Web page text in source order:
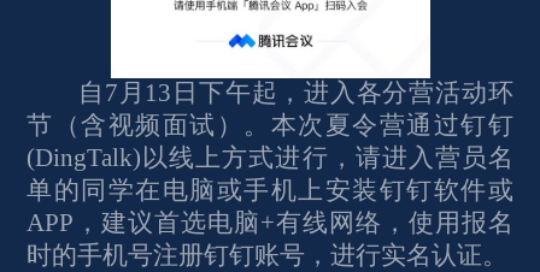
自7月13日下午起，进入各分营活动环
节（含视频面试）。本次夏令营通过钉钉
(DingTalk)以线上方式进行，请进入营员名
单的同学在电脑或手机上安装钉钉软件或
APP，建议首选电脑+有线网络，使用报名
时的手机号注册钉钉账号，进行实名认证。